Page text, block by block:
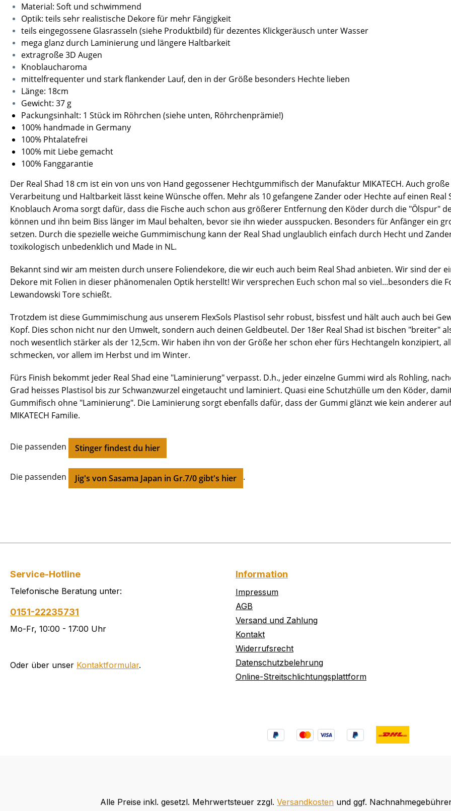
Material: Soft und schwimmend
Optik: teils sehr realistische Dekore für mehr Fängigkeit
teils eingegossene Glasrasseln (siehe Produktbild) für dezentes Klickgeräusch unter Wasser
mega glanz durch Laminierung und längere Haltbarkeit
extragroße 3D Augen
Knoblaucharoma
mittelfrequenter und stark flankender Lauf, den in der Größe besonders Hechte lieben
Länge: 18cm
Gewicht: 37 g
Packungsinhalt: 1 Stück im Röhrchen (siehe unten, Röhrchenprämie!)
100% handmade in Germany
100% Phtalatefrei
100% mit Liebe gemacht
100% Fanggarantie
Der Real Shad 18 cm ist ein von uns von Hand gegossener Hechtgummifisch der Manufaktur MIKATECH. Auch
Verarbeitung und Haltbarkeit lässt keine Wünsche offen. Mehr als 10 gefangene Zander oder Hechte auf einen Real
Knoblauch Aroma sorgt dafür, dass die Fische auch schon aus größerer Entfernung den Köder durch die "Ölspur"
können und ihn beim Biss länger im Maul behalten, bevor sie ihn wieder ausspucken. Besonders für Anfänger ein
setzen. Durch die spezielle weiche Gummimischung kann der Real Shad unglaublich einfach durch Hecht und
toxikologisch unbedenklich und Made in NL.
Bekannt sind wir am meisten durch unsere Foliendekore, die wir euch auch beim Real Shad anbieten. Wir sind der
Dekore mit Folien in dieser phänomenalen Optik herstellt! Wir versprechen Euch schon mal so viel...besonders die
Lewandowski Tore schießt.
Trotzdem ist diese Gummimischung aus unserem FlexSols Plastisol sehr robust, bissfest und hält auch auch bei
Kopf. Dies schon nicht nur den Umwelt, sondern auch deinen Geldbeutel. Der 18er Real Shad ist bischen "breiter"
noch wesentlich stärker als der 12,5cm. Wir haben ihn von der Größe her schon eher fürs Hechtangeln konzipiert,
schmecken, vor allem im Herbst und im Winter.
Fürs Finish bekommt jeder Real Shad eine "Laminierung" verpasst. D.h., jeder einzelne Gummi wird als Rohling,
Grad heisses Plastisol bis zur Schwanzwurzel eingetaucht und laminiert. Quasi eine Schutzhülle um den Köder,
Gummifisch ohne "Laminierung". Die Laminierung sorgt ebenfalls dafür, dass der Gummi glänzt wie kein anderer
MIKATECH Familie.
Die passenden Stinger findest du hier
Die passenden Jig's von Sasama Japan in Gr.7/0 gibt's hier .
Service-Hotline
Telefonische Beratung unter:
0151-22235731
Mo-Fr, 10:00 - 17:00 Uhr
Oder über unser Kontaktformular.
Information
Impressum
AGB
Versand und Zahlung
Kontakt
Widerrufsrecht
Datenschutzbelehrung
Online-Streitschlichtungsplattform
Alle Preise inkl. gesetzl. Mehrwertsteuer zzgl. Versandkosten und ggf.